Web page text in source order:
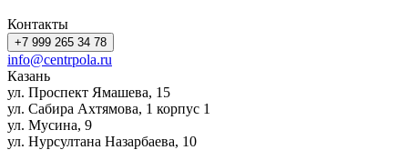
Контакты
+7 999 265 34 78
info@centrpola.ru
Казань
ул. Проспект Ямашева, 15
ул. Сабира Ахтямова, 1 корпус 1
ул. Мусина, 9
ул. Нурсултана Назарбаева, 10